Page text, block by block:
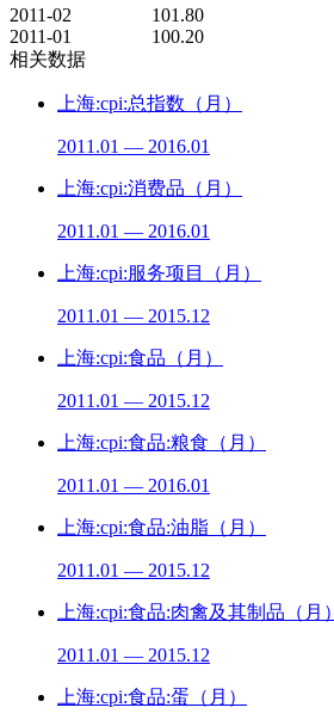
2011-02
101.80
2011-01
100.20
相关数据
上海:cpi:总指数（月）
2011.01 — 2016.01
上海:cpi:消费品（月）
2011.01 — 2016.01
上海:cpi:服务项目（月）
2011.01 — 2015.12
上海:cpi:食品（月）
2011.01 — 2015.12
上海:cpi:食品:粮食（月）
2011.01 — 2016.01
上海:cpi:食品:油脂（月）
2011.01 — 2015.12
上海:cpi:食品:肉禽及其制品（月）
2011.01 — 2015.12
上海:cpi:食品:蛋（月）